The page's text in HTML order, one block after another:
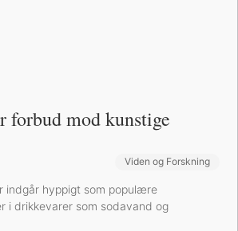
forbud mod kunstige
Viden og Forskning
indgår hyppigt som populære
i drikkevarer som sodavand og